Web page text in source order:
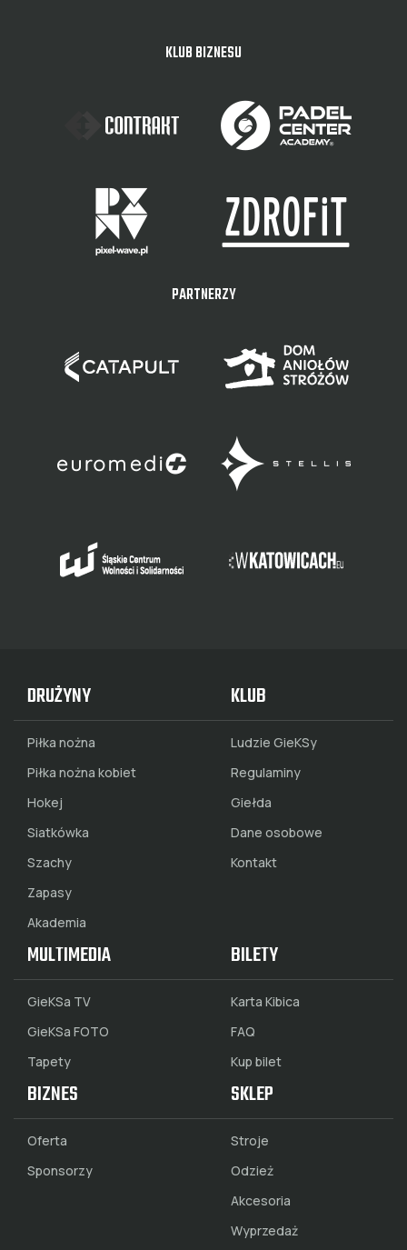
KLUB BIZNESU
PARTNERZY
DRUŻYNY
Piłka nożna
Piłka nożna kobiet
Hokej
Siatkówka
Szachy
Zapasy
Akademia
KLUB
Ludzie GieKSy
Regulaminy
Giełda
Dane osobowe
Kontakt
MULTIMEDIA
GieKSa TV
GieKSa FOTO
Tapety
BILETY
Karta Kibica
FAQ
Kup bilet
BIZNES
Oferta
Sponsorzy
SKLEP
Stroje
Odzież
Akcesoria
Wyprzedaż